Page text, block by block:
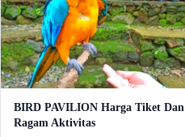
BIRD PAVILION Harga Tiket Dan
Ragam Aktivitas